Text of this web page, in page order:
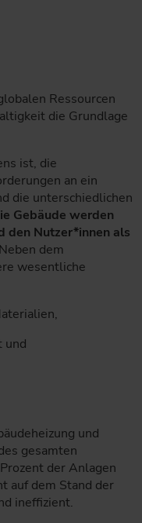
Ressourcen
die Grundlage
ist, die
an ein
die unterschiedlichen
Gebäude werden
den Nutzer*innen als
Neben dem
wesentliche
und
und
gesamten
der Anlagen
auf dem Stand der
ineffizient.